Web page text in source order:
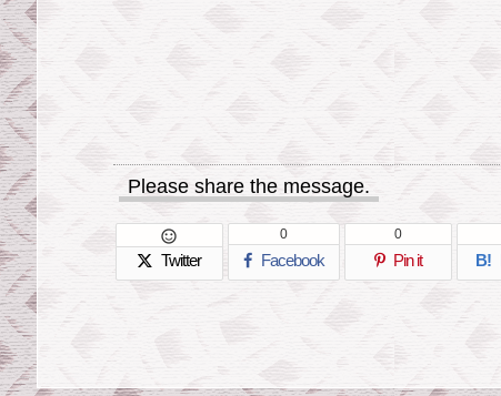
Please share the message.
Twitter

Facebook
0
Pin it
0
B!